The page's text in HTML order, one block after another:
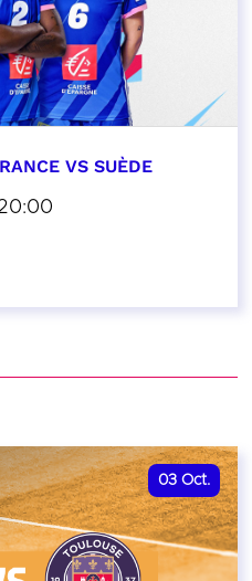
VS SUÈDE
03 Oct.